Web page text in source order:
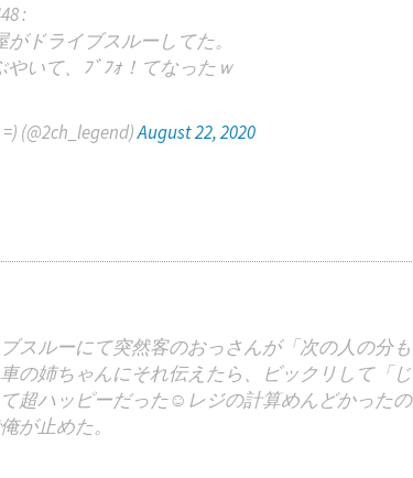
:
ドライブスルーしてた。
いて、ﾌﾞﾌｫ！てなったｗ
(@2ch_legend)August 22, 2020
スルーにて突然客のおっさんが「次の人の分も
の姉ちゃんにそれ伝えたら、ビックリして「じ
超ハッピーだった☺️レジの計算めんどかったの
が止めた。